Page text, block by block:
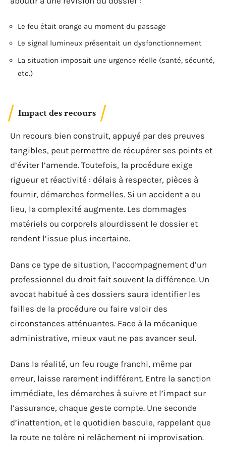
Le feu était orange au moment du passage
Le signal lumineux présentait un dysfonctionnement
La situation imposait une urgence réelle (santé, sécurité,
etc.)
Impact des recours
Un recours bien construit, appuyé par des preuves
tangibles, peut permettre de récupérer ses points et
d’éviter l’amende. Toutefois, la procédure exige
rigueur et réactivité : délais à respecter, pièces à
fournir, démarches formelles. Si un accident a eu
lieu, la complexité augmente. Les dommages
matériels ou corporels alourdissent le dossier et
rendent l’issue plus incertaine.
Dans ce type de situation, l’accompagnement d’un
professionnel du droit fait souvent la différence. Un
avocat habitué à ces dossiers saura identifier les
failles de la procédure ou faire valoir des
circonstances atténuantes. Face à la mécanique
administrative, mieux vaut ne pas avancer seul.
Dans la réalité, un feu rouge franchi, même par
erreur, laisse rarement indifférent. Entre la sanction
immédiate, les démarches à suivre et l’impact sur
l’assurance, chaque geste compte. Une seconde
d’inattention, et le quotidien bascule, rappelant que
la route ne tolère ni relâchement ni improvisation.